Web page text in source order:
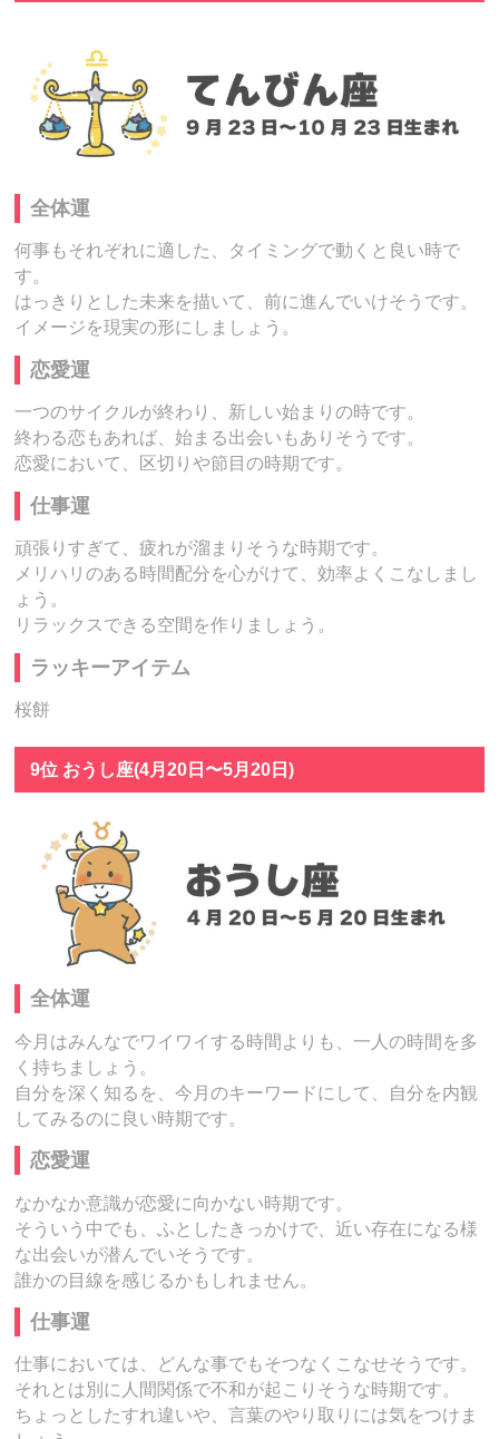
全体運
何事もそれぞれに適した、タイミングで動くと良い時で
す。
はっきりとした未来を描いて、前に進んでいけそうです。
イメージを現実の形にしましょう。
恋愛運
一つのサイクルが終わり、新しい始まりの時です。
終わる恋もあれば、始まる出会いもありそうです。
恋愛において、区切りや節目の時期です。
仕事運
頑張りすぎて、疲れが溜まりそうな時期です。
メリハリのある時間配分を心がけて、効率よくこなしまし
ょう。
リラックスできる空間を作りましょう。
ラッキーアイテム
桜餅
9位 おうし座(4月20日〜5月20日)
全体運
今月はみんなでワイワイする時間よりも、一人の時間を多
く持ちましょう。
自分を深く知るを、今月のキーワードにして、自分を内観
してみるのに良い時期です。
恋愛運
なかなか意識が恋愛に向かない時期です。
そういう中でも、ふとしたきっかけで、近い存在になる様
な出会いが潜んでいそうです。
誰かの目線を感じるかもしれません。
仕事運
仕事においては、どんな事でもそつなくこなせそうです。
それとは別に人間関係で不和が起こりそうな時期です。
ちょっとしたすれ違いや、言葉のやり取りには気をつけま